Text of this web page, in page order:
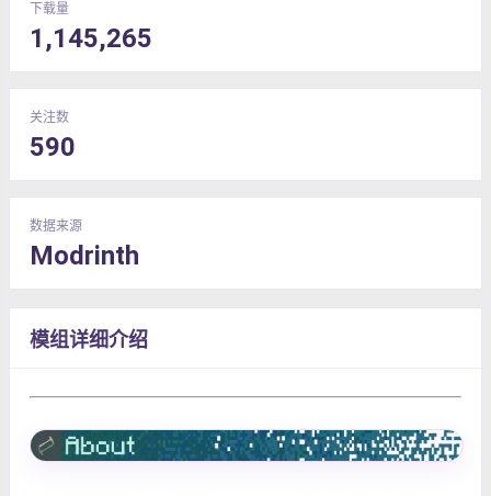
下载量
1,145,265
关注数
590
数据来源
Modrinth
模组详细介绍